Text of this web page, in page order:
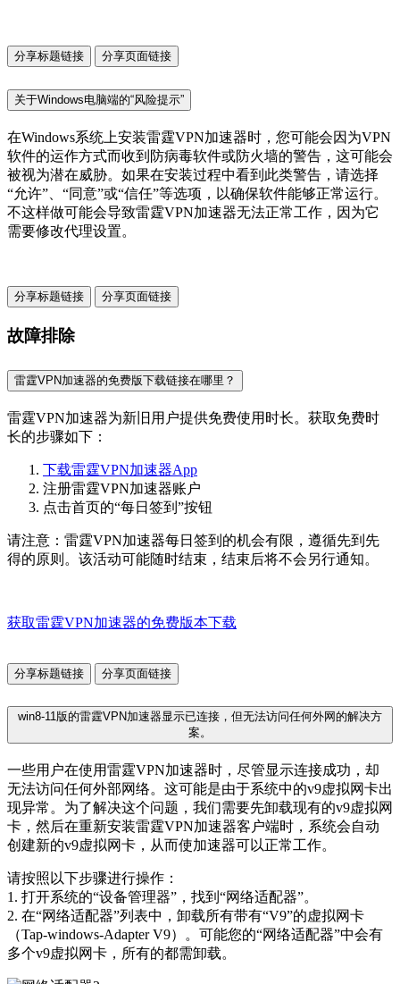
分享标题链接 分享页面链接
关于Windows电脑端的“风险提示”
在Windows系统上安装雷霆VPN加速器时，您可能会因为VPN
软件的运作方式而收到防病毒软件或防火墙的警告，这可能会
被视为潜在威胁。如果在安装过程中看到此类警告，请选择
“允许”、“同意”或“信任”等选项，以确保软件能够正常运行。
不这样做可能会导致雷霆VPN加速器无法正常工作，因为它
需要修改代理设置。
分享标题链接 分享页面链接
故障排除
雷霆VPN加速器的免费版下载链接在哪里？
雷霆VPN加速器为新旧用户提供免费使用时长。获取免费时
长的步骤如下：
下载雷霆VPN加速器App
注册雷霆VPN加速器账户
点击首页的“每日签到”按钮
请注意：雷霆VPN加速器每日签到的机会有限，遵循先到先
得的原则。该活动可能随时结束，结束后将不会另行通知。
获取雷霆VPN加速器的免费版本下载
分享标题链接 分享页面链接
win8-11版的雷霆VPN加速器显示已连接，但无法访问任何外网的解决方
案。
一些用户在使用雷霆VPN加速器时，尽管显示连接成功，却
无法访问任何外部网络。这可能是由于系统中的v9虚拟网卡出
现异常。为了解决这个问题，我们需要先卸载现有的v9虚拟网
卡，然后在重新安装雷霆VPN加速器客户端时，系统会自动
创建新的v9虚拟网卡，从而使加速器可以正常工作。
请按照以下步骤进行操作：
1. 打开系统的“设备管理器”，找到“网络适配器”。
2. 在“网络适配器”列表中，卸载所有带有“V9”的虚拟网卡
（Tap-windows-Adapter V9）。可能您的“网络适配器”中会有
多个v9虚拟网卡，所有的都需卸载。